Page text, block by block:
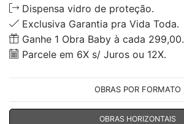
Dispensa vidro de proteção.
Exclusiva Garantia pra Vida Toda.
Ganhe 1 Obra Baby à cada 299,00.
Parcele em 6X s/ Juros ou 12X.
OBRAS POR FORMATO
OBRAS HORIZONTAIS